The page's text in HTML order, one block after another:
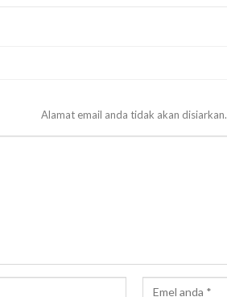
Alamat email anda tidak akan disiarkan.